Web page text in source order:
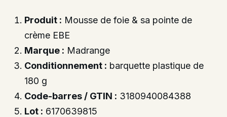
Produit : Mousse de foie & sa pointe de
crème EBE
Marque : Madrange
Conditionnement : barquette plastique de
180 g
Code-barres / GTIN : 3180940084388
Lot : 6170639815